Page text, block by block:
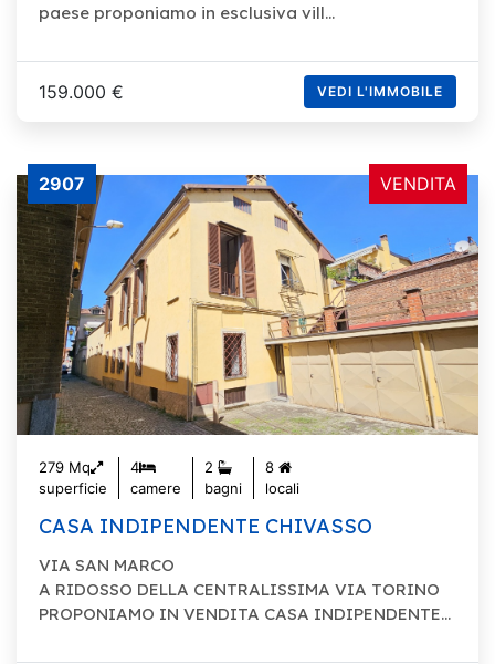
paese proponiamo in esclusiva vill...
159.000 € VEDI L'IMMOBILE
VENDITA
2907
279 Mq
superficie
4
camere
2
bagni
8
locali
CASA INDIPENDENTE CHIVASSO
VIA SAN MARCO
A RIDOSSO DELLA CENTRALISSIMA VIA TORINO
PROPONIAMO IN VENDITA CASA INDIPENDENTE...